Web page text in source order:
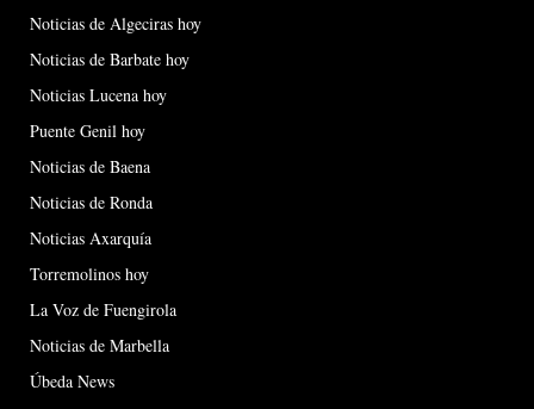
Noticias de Algeciras hoy
Noticias de Barbate hoy
Noticias Lucena hoy
Puente Genil hoy
Noticias de Baena
Noticias de Ronda
Noticias Axarquía
Torremolinos hoy
La Voz de Fuengirola
Noticias de Marbella
Úbeda News